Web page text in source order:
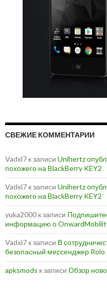
СВЕЖИЕ КОММЕНТАРИИ
Vadxl7 к записи Unihertz
похожего на BlackBerry KEY2
Vadxl7 к записи Unihertz
похожего на BlackBerry KEY2
yuka2000 к записи
информацию о
Vadxl7 к записи В
безопасный мессенджер Rolo
apksmods к записи Обзор